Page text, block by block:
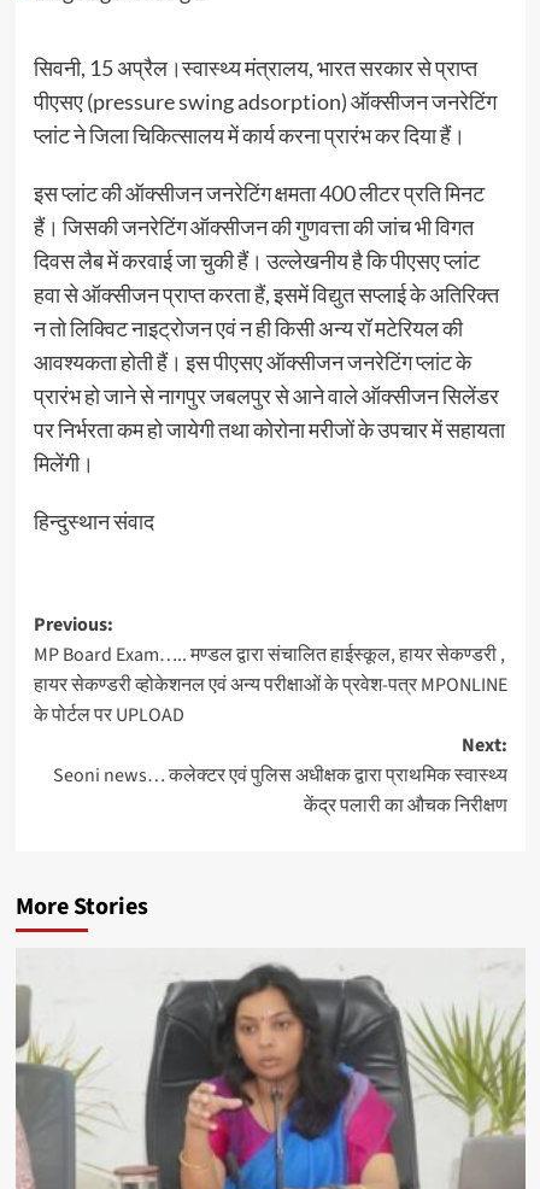
सिवनी, 15 अप्रैल।स्वास्थ्य मंत्रालय, भारत सरकार से प्राप्त
पीएसए (pressure swing adsorption) ऑक्सीजन जनरेटिंग
प्लांट ने जिला चिकित्सालय में कार्य करना प्रारंभ कर दिया हैं।
इस प्लांट की ऑक्सीजन जनरेटिंग क्षमता 400 लीटर प्रति मिनट
हैं। जिसकी जनरेटिंग ऑक्सीजन की गुणवत्ता की जांच भी विगत
दिवस लैब में करवाई जा चुकी हैं। उल्लेखनीय है कि पीएसए प्लांट
हवा से ऑक्सीजन प्राप्त करता हैं, इसमें विद्युत सप्लाई के अतिरिक्त
न तो लिक्विट नाइट्रोजन एवं न ही किसी अन्य रॉ मटेरियल की
आवश्यकता होती हैं। इस पीएसए ऑक्सीजन जनरेटिंग प्लांट के
प्रारंभ हो जाने से नागपुर जबलपुर से आने वाले ऑक्सीजन सिलेंडर
पर निर्भरता कम हो जायेगी तथा कोरोना मरीजों के उपचार में सहायता
मिलेंगी।
हिन्दुस्थान संवाद
Post
navigation
Previous:
MP Board Exam….. मण्डल द्वारा संचालित हाईस्कूल, हायर सेकण्डरी ,
हायर सेकण्डरी व्होकेशनल एवं अन्य परीक्षाओं के प्रवेश-पत्र MPONLINE
के पोर्टल पर UPLOAD
Next:
Seoni news… कलेक्टर एवं पुलिस अधीक्षक द्वारा प्राथमिक स्वास्थ्य
केंद्र पलारी का औचक निरीक्षण
More Stories